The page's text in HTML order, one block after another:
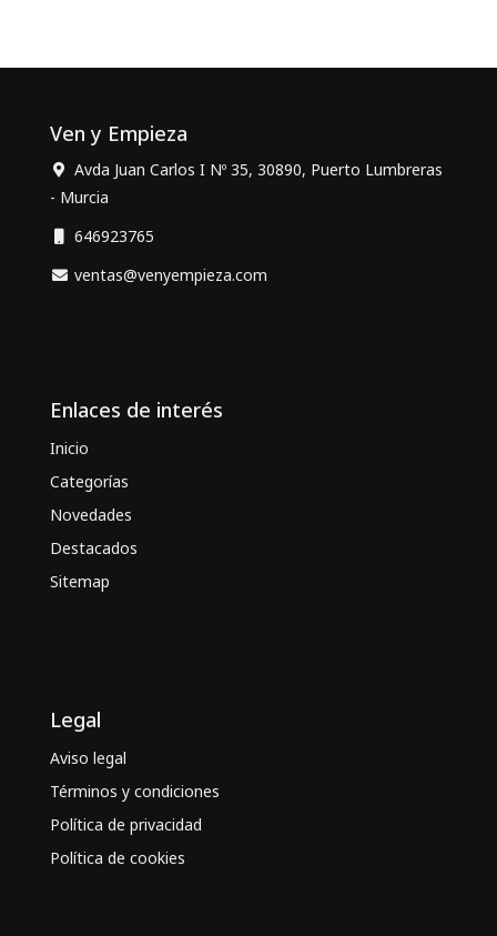
Ven y Empieza
Avda Juan Carlos I Nº 35, 30890, Puerto Lumbreras
- Murcia
646923765
ventas@venyempieza.com
Enlaces de interés
Inicio
Categorías
Novedades
Destacados
Sitemap
Legal
Aviso legal
Términos y condiciones
Política de privacidad
Política de cookies